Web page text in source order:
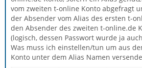
vom zweiten t-online Konto abgefragt
der Absender vom Alias des ersten t-
den Absender des zweiten t-online.de
(logisch, dessen Passwort wurde ja
Was muss ich einstellen/tun um aus
Konto unter dem Alias Namen